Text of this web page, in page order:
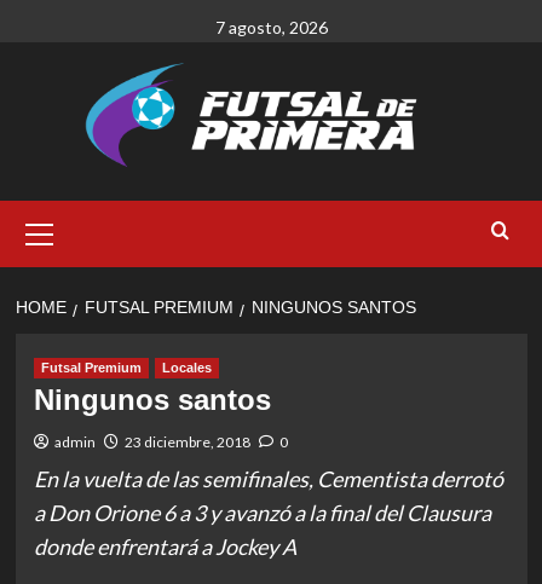
7 agosto, 2026
Menu
HOME FUTSAL PREMIUM NINGUNOS SANTOS
Futsal Premium Locales
Ningunos santos
admin 23 diciembre, 2018 0
En la vuelta de las semifinales, Cementista derrotó
a Don Orione 6 a 3 y avanzó a la final del Clausura
donde enfrentará a Jockey A